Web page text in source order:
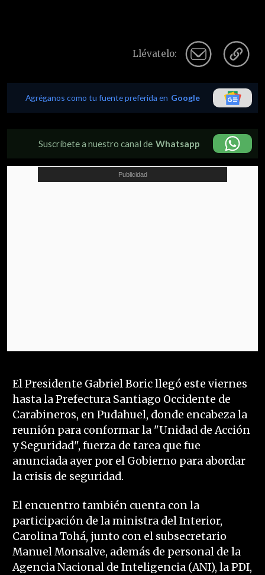
Llévatelo:
Agréganos como tu fuente preferida en Google
Suscríbete a nuestro canal de Whatsapp
El Presidente Gabriel Boric llegó este viernes
hasta la Prefectura Santiago Occidente de
Carabineros, en Pudahuel, donde encabeza la
reunión para conformar la "Unidad de Acción
y Seguridad", fuerza de tarea que fue
anunciada ayer por el Gobierno para abordar
la crisis de seguridad.
El encuentro también cuenta con la
participación de la ministra del Interior,
Carolina Tohá, junto con el subsecretario
Manuel Monsalve, además de personal de la
Agencia Nacional de Inteligencia (ANI), la PDI,